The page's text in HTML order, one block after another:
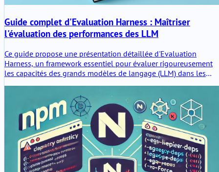
Guide complet d'Evaluation Harness : Maîtriser
l'évaluation des performances des LLM
Ce guide propose une présentation détaillée d'Evaluation
Harness, un framework essentiel pour évaluer rigoureusement
les capacités des grands modèles de langage (LLM) dans les
benchmarking et une optimisation fiables des modèles.